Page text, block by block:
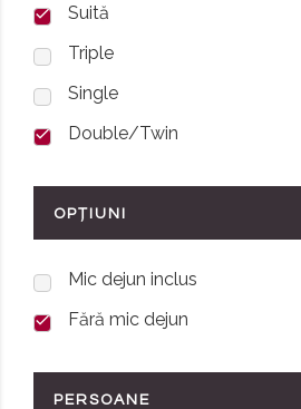
Suită
Triple
Single
Double/Twin
OPȚIUNI
Mic dejun inclus
Fără mic dejun
PERSOANE